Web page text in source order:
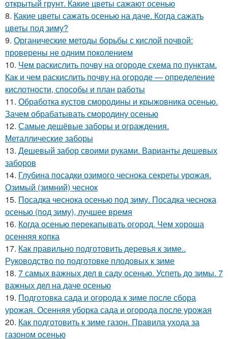
открытый грунт. Какие цветы сажают осенью
8. Какие цветы сажать осенью на даче. Когда сажать
цветы под зиму?
9. Органические методы борьбы с кислой почвой:
проверены не одним поколением
10. Чем раскислить почву на огороде схема по пунктам.
Как и чем раскислить почву на огороде — определение
кислотности, способы и план работы
11. Обработка кустов смородины и крыжовника осенью.
Зачем обрабатывать смородину осенью
12. Самые дешёвые заборы и ограждения.
Металлические заборы
13. Дешевый забор своими руками. Варианты дешевых
заборов
14. Глубина посадки озимого чеснока секреты урожая.
Озимый (зимний) чеснок
15. Посадка чеснока осенью под зиму. Посадка чеснока
осенью (под зиму), лучшее время
16. Когда осенью перекапывать огород. Чем хороша
осенняя копка
17. Как правильно подготовить деревья к зиме..
Руководство по подготовке плодовых к зиме
18. 7 самых важных дел в саду осенью. Успеть до зимы. 7
важных дел на даче осенью
19. Подготовка сада и огорода к зиме после сбора
урожая. Осенняя уборка сада и огорода после урожая
20. Как подготовить к зиме газон. Правила ухода за
газоном осенью